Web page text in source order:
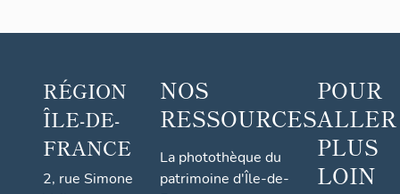
RÉGION
ÎLE-DE-
FRANCE
2, rue Simone
NOS
RESSOURCES
La photothèque du
patrimoine d'Île-de-
POUR
ALLER
PLUS
LOIN